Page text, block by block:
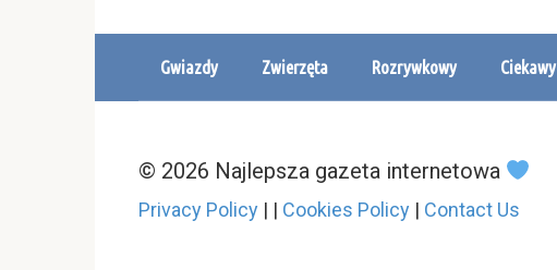
Gwiazdy Zwierzęta Rozrywkowy Ciekawy
© 2026 Najlepsza gazeta internetowa
Privacy Policy | | Cookies Policy | Contact Us